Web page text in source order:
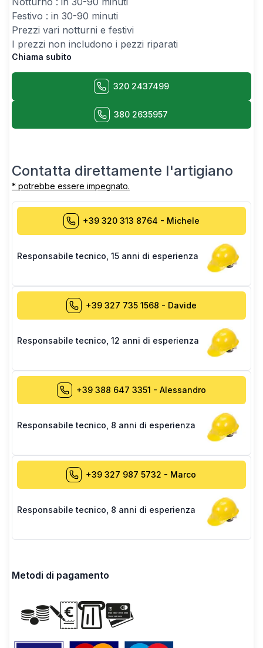
Festivo : in 30-90 minuti
Prezzi vari notturni e festivi
I prezzi non includono i pezzi riparati
Chiama subito
320 2437499
380 2635957
Contatta direttamente l'artigiano
* potrebbe essere impegnato.
+39 320 313 8764 - Michele
Responsabile tecnico 15 anni di esperienza
+39 327 735 1568 - Davide
Responsabile tecnico 12 anni di esperienza
+39 388 647 3351 - Alessandro
Responsabile tecnico 8 anni di esperienza
+39 327 987 5732 - Marco
Responsabile tecnico 8 anni di esperienza
Metodi di pagamento